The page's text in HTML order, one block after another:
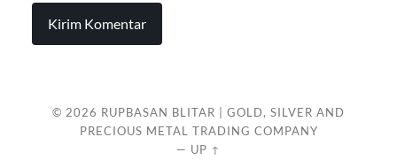
© 2026 RUPBASAN BLITAR | GOLD, SILVER AND
PRECIOUS METAL TRADING COMPANY
— UP ↑